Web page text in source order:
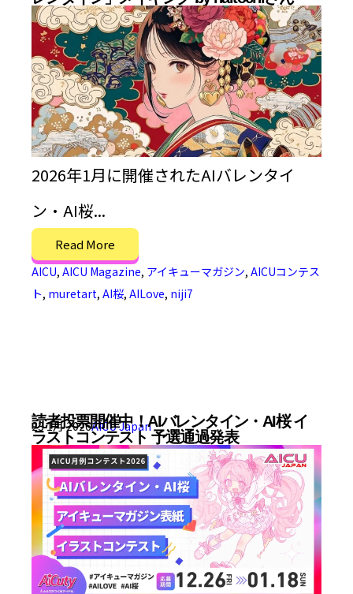
2026年1月に開催されたAIバレンタイ
ン・AI桜...
Read More
AICU, AICU Magazine, アイキューマガジン, AICUコンテス
ト, muretart, AI桜, AILove, niji7
読者投票開催中！AIバレンタイン・AI桜 イ
ラストコンテスト 予選通過発表
23 1月 2026AICU Japan